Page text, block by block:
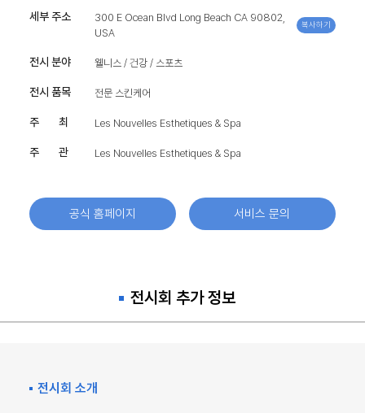
세부 주소
300 E Ocean Blvd Long Beach CA 90802,
USA
복사하기
전시 분야 웰니스 / 건강 / 스포츠
전시 품목 전문 스킨케어
주 최 Les Nouvelles Esthetiques & Spa
주 관 Les Nouvelles Esthetiques & Spa
공식 홈페이지 서비스 문의
전시회 추가 정보
전시회 소개